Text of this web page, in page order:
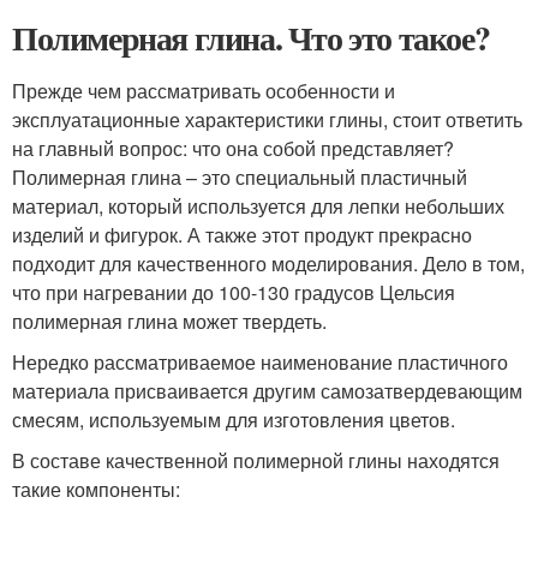
Полимерная глина. Что это такое?
Прежде чем рассматривать особенности и
эксплуатационные характеристики глины, стоит ответить
на главный вопрос: что она собой представляет?
Полимерная глина – это специальный пластичный
материал, который используется для лепки небольших
изделий и фигурок. А также этот продукт прекрасно
подходит для качественного моделирования. Дело в том,
что при нагревании до 100-130 градусов Цельсия
полимерная глина может твердеть.
Нередко рассматриваемое наименование пластичного
материала присваивается другим самозатвердевающим
смесям, используемым для изготовления цветов.
В составе качественной полимерной глины находятся
такие компоненты: